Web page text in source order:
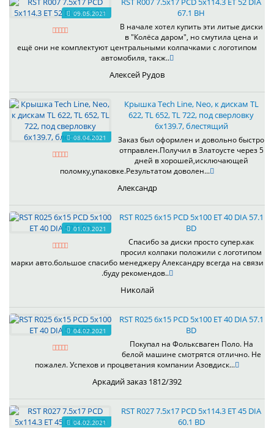
09.05.2021
67.1 BH
В начале хотел купить эти литые диски
в "Колёса даром", но смутила цена и
ещё они не комплектуют центральными колпачками с логотипом
автомобиля, такж..
Алексей Рудов
08.04.2021
Крышка Tech Line, Neo, к дискам TL
622, TL 652, TL 722, под сверловку
6х139.7, блестящий
Заказ был оформлен и довольно быстро
отправлен.Получил в Златоусте через 5
дней в хорошей,исключающей
поломку,упаковке.Результатом доволен...
Александр
01.03.2021
RST R025 6x15 PCD 5x100 ET 40 DIA 57.1
BD
Спасибо за диски просто супер.как
просил колпаки положили с логотипом
марки авто.большое спасибо менеджеру Александру всегда на связи
.буду рекомендов..
Николай
04.02.2021
RST R025 6x15 PCD 5x100 ET 40 DIA 57.1
BD
Покупал на Фольксваген Поло. На
белой машине смотрятся отлично. Не
пожалел. Успехов и процветания компании Азовдиск...
Аркадий заказ 1812/392
04.02.2021
RST R027 7.5x17 PCD 5x114.3 ET 45 DIA
60.1 BD